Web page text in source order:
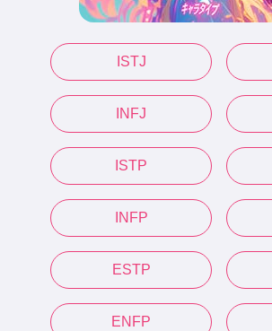
ISTJ
INFJ
ISTP
INFP
ESTP
ENFP